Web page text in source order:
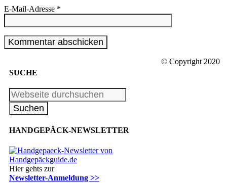
E-Mail-Adresse *
SUCHE
HANDGEPÄCK-NEWSLETTER
Hier gehts zur
Newsletter-Anmeldung >>
© Copyright 2020